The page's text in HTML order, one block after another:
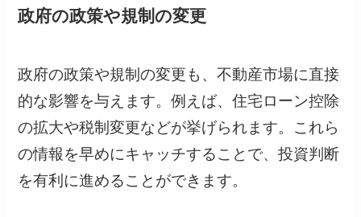
政府の政策や規制の変更
政府の政策や規制の変更も、不動産市場に直接
的な影響を与えます。例えば、住宅ローン控除
の拡大や税制変更などが挙げられます。これら
の情報を早めにキャッチすることで、投資判断
を有利に進めることができます。